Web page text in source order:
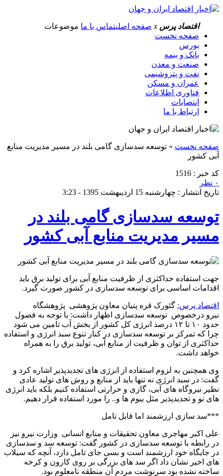
اقتصاد پرس x صفحه اصلیتماس با ما موضوعات
صفحه نخست
بورس
بانک و بیمه
صنعت و معدن
نفت و پتروشیمی
عمران و مسکن
فناوری اطلاعات
انتصابات
ارتباط با ما
صفحه نخست » توسعه سدسازی گامی بلند در مسیر مدیریت منابع
آبی کشور
کد خبر : 1516
۰ نظر
تاریخ انتشار : چهارشنبه 15 اردیبهشت 1395 - 3:23
توسعه سدسازی گامی بلند در
مسیر مدیریت منابع آبی کشور
جهت استفاده حداکثری از ظرفیت منابع آبی برای تولید برق باید
اقدامات اساسی برای توسعه سدسازی در کشور صورت گیرد.
اقتصاد پرس: گئورک قره پتیان معاون پژوهشی پژوهشگاه
نیرو درخصوص توسعه سدسازی اظهار داشت: با توجه به فصول
حدود ۱۰ تا ۱۲ درصد انرژی کل کشور از بخش آب تامین می شود
چرا که تمرکز بر توسعه سدسازی در کنار تنوع سبد انرژی و استفاده
حداکثری از توان و ظرفیت از منابع آبی، تولید برق را به همراه
خواهد داشت.
وی همچنین به لزوم استفاده از انرژی های تجدیدپذیر اشاره کرد و
گفت: در سبد انرژی نه تنها باید از منابع و روش های تولید عادی
نظیر نیروگاه های آبی، گازی و حرارتی استفاده کنیم بلکه باید انرژی
های نو و تجدیدپذیر مثل بیوم ها و.. را مورد استفاده قرار دهیم.
***سد سازی ارزشمند اما قابل تامل
علی اکبر مهاجری معاون تحقیقات و منابع انسانی وزارت نیرو نیز
در رابطه با توسعه سدسازی در کشور گفت: توسعه سد و سدسازی
در جایگاه خود ارزشمند است و بسی جای تامل دارد، آنچه که سیلاب
های اخیر نشان داد اگر سد های بزرگی بر روی کارون و کرخه
ساخته نشده بود سرنوشت مردم آن منطقه نامعلوم بود.